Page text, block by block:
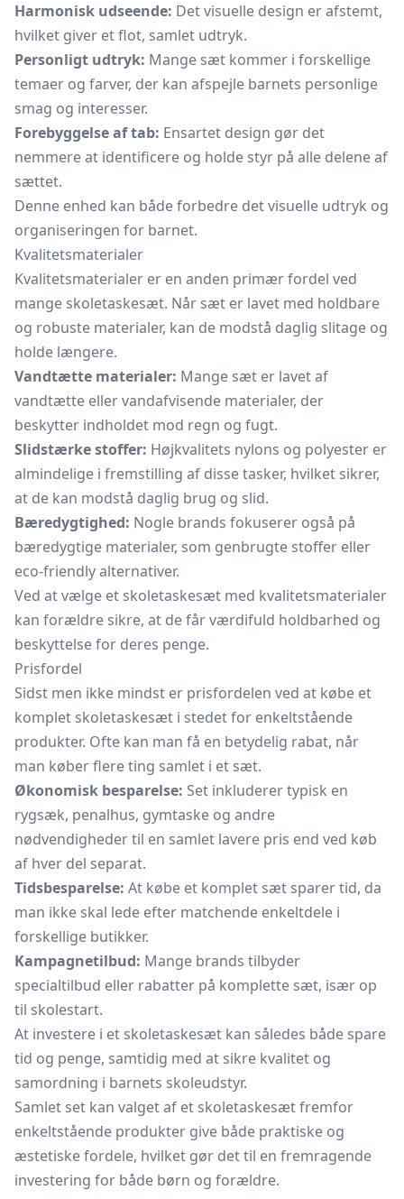
Harmonisk udseende: Det visuelle design er afstemt,
hvilket giver et flot, samlet udtryk.
Personligt udtryk: Mange sæt kommer i forskellige
temaer og farver, der kan afspejle barnets personlige
smag og interesser.
Forebyggelse af tab: Ensartet design gør det
nemmere at identificere og holde styr på alle delene af
sættet.
Denne enhed kan både forbedre det visuelle udtryk og
organiseringen for barnet.
Kvalitetsmaterialer
Kvalitetsmaterialer er en anden primær fordel ved
mange skoletaskesæt. Når sæt er lavet med holdbare
og robuste materialer, kan de modstå daglig slitage og
holde længere.
Vandtætte materialer: Mange sæt er lavet af
vandtætte eller vandafvisende materialer, der
beskytter indholdet mod regn og fugt.
Slidstærke stoffer: Højkvalitets nylons og polyester er
almindelige i fremstilling af disse tasker, hvilket sikrer,
at de kan modstå daglig brug og slid.
Bæredygtighed: Nogle brands fokuserer også på
bæredygtige materialer, som genbrugte stoffer eller
eco-friendly alternativer.
Ved at vælge et skoletaskesæt med kvalitetsmaterialer
kan forældre sikre, at de får værdifuld holdbarhed og
beskyttelse for deres penge.
Prisfordel
Sidst men ikke mindst er prisfordelen ved at købe et
komplet skoletaskesæt i stedet for enkeltstående
produkter. Ofte kan man få en betydelig rabat, når
man køber flere ting samlet i et sæt.
Økonomisk besparelse: Set inkluderer typisk en
rygsæk, penalhus, gymtaske og andre
nødvendigheder til en samlet lavere pris end ved køb
af hver del separat.
Tidsbesparelse: At købe et komplet sæt sparer tid, da
man ikke skal lede efter matchende enkeltdele i
forskellige butikker.
Kampagnetilbud: Mange brands tilbyder
specialtilbud eller rabatter på komplette sæt, især op
til skolestart.
At investere i et skoletaskesæt kan således både spare
tid og penge, samtidig med at sikre kvalitet og
samordning i barnets skoleudstyr.
Samlet set kan valget af et skoletaskesæt fremfor
enkeltstående produkter give både praktiske og
æstetiske fordele, hvilket gør det til en fremragende
investering for både børn og forældre.